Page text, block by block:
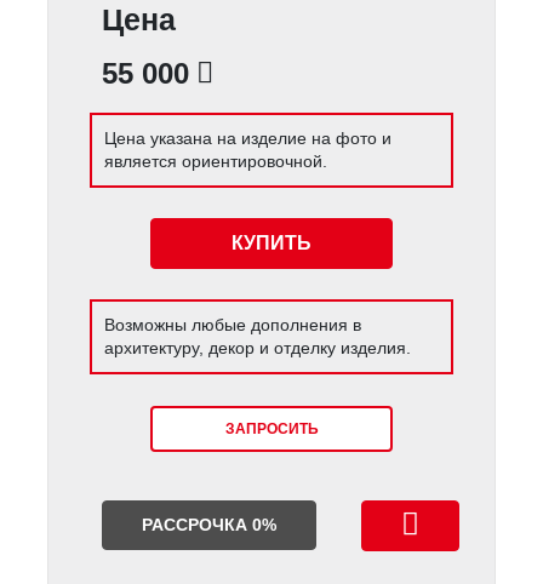
Цена
55 000
Цена указана на изделие на фото и
является ориентировочной.
КУПИТЬ
Возможны любые дополнения в
архитектуру, декор и отделку изделия.
ЗАПРОСИТЬ
РАССРОЧКА 0%